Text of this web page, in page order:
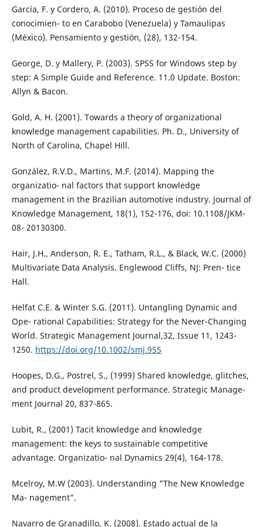
García, F. y Cordero, A. (2010). Proceso de gestión del
conocimien- to en Carabobo (Venezuela) y Tamaulipas
(México). Pensamiento y gestión, (28), 132-154.
George, D. y Mallery, P. (2003). SPSS for Windows step by
step: A Simple Guide and Reference. 11.0 Update. Boston:
Allyn & Bacon.
Gold, A. H. (2001). Towards a theory of organizational
knowledge management capabilities. Ph. D., University of
North of Carolina, Chapel Hill.
González, R.V.D., Martins, M.F. (2014). Mapping the
organizatio- nal factors that support knowledge
management in the Brazilian automotive industry. Journal of
Knowledge Management, 18(1), 152-176, doi: 10.1108/JKM-
08- 20130300.
Hair, J.H., Anderson, R. E., Tatham, R.L., & Black, W.C. (2000)
Multivariate Data Analysis. Englewood Cliffs, NJ: Pren- tice
Hall.
Helfat C.E. & Winter S.G. (2011). Untangling Dynamic and
Ope- rational Capabilities: Strategy for the Never-Changing
World. Strategic Management Journal,32, Issue 11, 1243-
1250. https://doi.org/10.1002/smj.955
Hoopes, D.G., Postrel, S., (1999) Shared knowledge, glitches,
and product development performance. Strategic Manage-
ment Journal 20, 837-865.
Lubit, R., (2001) Tacit knowledge and knowledge
management: the keys to sustainable competitive
advantage. Organizatio- nal Dynamics 29(4), 164-178.
Mcelroy, M.W (2003). Understanding "The New Knowledge
Ma- nagement".
Navarro de Granadillo, K. (2008). Estado actual de la